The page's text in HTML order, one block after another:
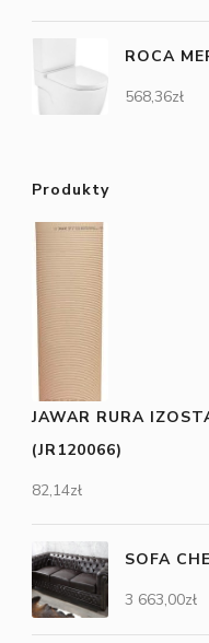
ROCA
568,36zł
Produkty
JAWAR RURA
(JR120066)
82,14zł
SOFA
3 663,00zł